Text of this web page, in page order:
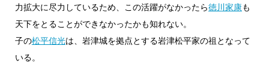
力拡大に尽力しているため、この活躍がなかったら徳川家康も
天下をとることができなかったかも知れない。
子の松平信光は、岩津城を拠点とする岩津松平家の祖となって
いる。